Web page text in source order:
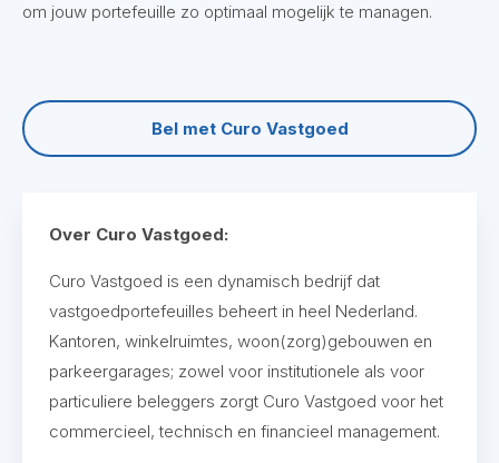
om jouw portefeuille zo optimaal mogelijk te managen.
Bel met Curo Vastgoed
Over Curo Vastgoed:
Curo Vastgoed is een dynamisch bedrijf dat
vastgoedportefeuilles beheert in heel Nederland.
Kantoren, winkelruimtes, woon(zorg)gebouwen en
parkeergarages; zowel voor institutionele als voor
particuliere beleggers zorgt Curo Vastgoed voor het
commercieel, technisch en financieel management.